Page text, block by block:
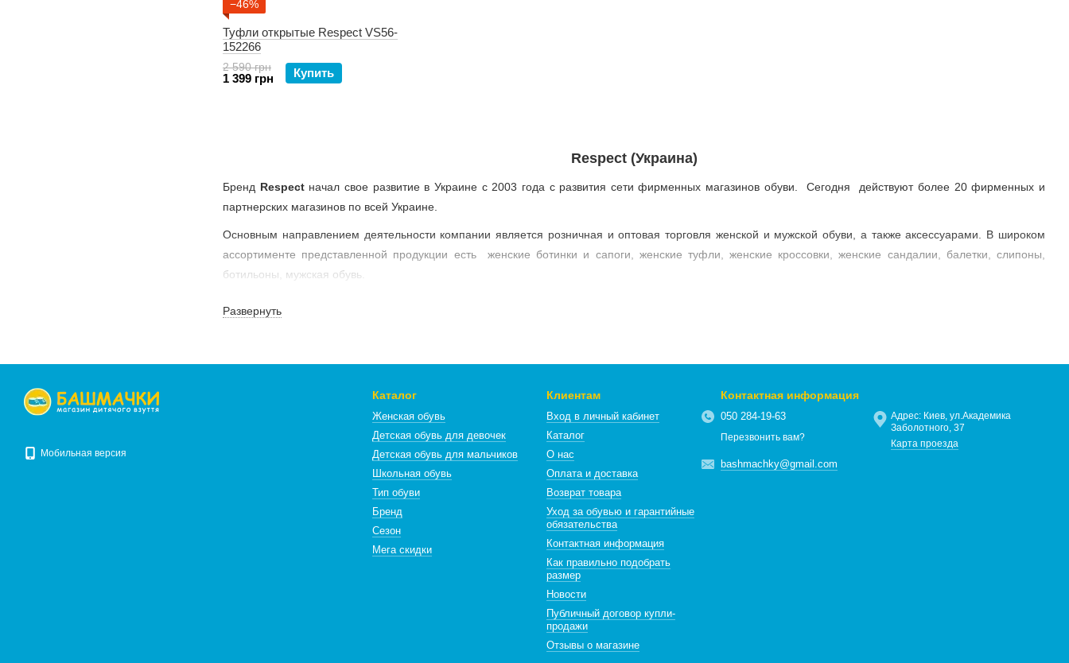
Respect (Украина)
Бренд Respect начал свое развитие в Украине с 2003 года с развития сети фирменных магазинов обуви. Сегодня действуют более 20 фирменных и
партнерских магазинов по всей Украине.
Основным направлением деятельности компании является розничная и оптовая торговля женской и мужской обуви, а также аксессуарами. В широком
ассортименте представленной продукции есть женские ботинки и сапоги, женские туфли, женские кроссовки, женские сандалии, балетки, слипоны,
ботильоны, мужская обувь.
модными трендами, направляя свои усилия на обеспечение, в первую очередь, удобства и комфорта своим клиентам, и в тоже время, с обязательным
женской и мужской обувью, но и качественным обслуживанием, поэтому философией бренда
Respect является уважение к пок
Развернуть
−46%
Туфли открытые Respect VS56-
152266
2 590 грн
1 399 грн Купить
Мобильная версия
Каталог
Женская обувь
Детская обувь для девочек
Детская обувь для мальчиков
Школьная обувь
Тип обуви
Бренд
Сезон
Мега скидки
Клиентам
Вход в личный кабинет
Каталог
О нас
Оплата и доставка
Возврат товара
Уход за обувью и гарантийные
обязательства
Контактная информация
Как правильно подобрать
размер
Новости
Публичный договор купли-
продажи
Отзывы о магазине
Контактная информация
050 284-19-63
Перезвонить вам?
bashmachky@gmail.com
Адрес: Киев, ул.Академика
Заболотного, 37
Карта проезда